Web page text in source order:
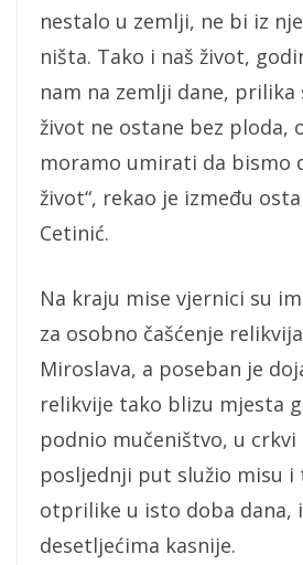
nestalo u zemlji, ne bi iz
ništa. Tako i naš život,
nam na zemlji dane, prilika
život ne ostane bez ploda,
moramo umirati da bismo
život“, rekao je između
Cetinić.
Na kraju mise vjernici su
za osobno čašćenje
Miroslava, a poseban je
relikvije tako blizu mjesta
podnio mučeništvo, u crkvi
posljednji put služio misu i
otprilike u isto doba dana,
desetljećima kasnije.